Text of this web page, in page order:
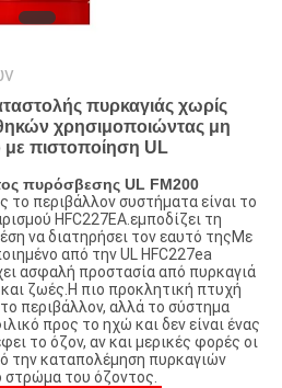
πυρκαγιάς χωρίς
χρησιμοποιώντας μη
με πιστοποίηση UL
πυρόσβεσης UL FM200
το περιβάλλον συστήματα είναι το
HFC227EA.εμποδίζει τη
να διατηρήσει τον εαυτό τηςΜε
από την UL HFC227ea
ασφαλή προστασία από πυρκαγιά
ζωές.Η πιο προκλητική πτυχή
περιβάλλον, αλλά το σύστημα
προς το ηχώ και δεν είναι ένας
το όζον, αν και μερικές φορές οι
την καταπολέμηση πυρκαγιών
στρώμα του όζοντος.